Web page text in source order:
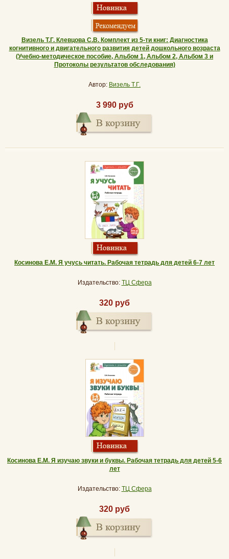
Визель Т.Г. Клевцова С.В. Комплект из 5-ти книг: Диагностика
когнитивного и двигательного развития детей дошкольного возраста
(Учебно-методическое пособие, Альбом 1, Альбом 2, Альбом 3 и
Протоколы результатов обследования)
Автор: Визель Т.Г.
3 990 руб
Косинова Е.М. Я учусь читать. Рабочая тетрадь для детей 6-7 лет
Издательство: ТЦ Сфера
320 руб
Косинова Е.М. Я изучаю звуки и буквы. Рабочая тетрадь для детей 5-6
лет
Издательство: ТЦ Сфера
320 руб